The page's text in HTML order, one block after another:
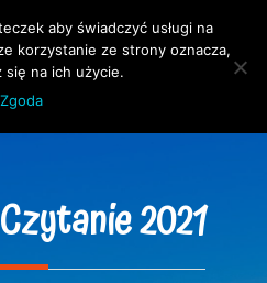
2021
aby świadczyć usługi na
korzystanie ze strony oznacza,
się na ich użycie.
Zgoda